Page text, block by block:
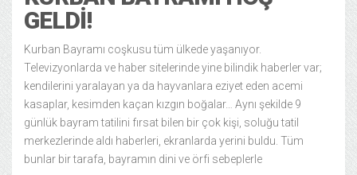
GELDI!
Kurban Bayramı coşkusu tüm ülkede yaşanıyor.
Televizyonlarda ve haber sitelerinde yine bilindik haberler var;
kendilerini yaralayan ya da hayvanlara eziyet eden acemi
kasaplar, kesimden kaçan kızgın boğalar… Aynı şekilde 9
günlük bayram tatilini fırsat bilen bir çok kişi, soluğu tatil
merkezlerinde aldı haberleri, ekranlarda yerini buldu. Tüm
bunlar bir tarafa, bayramın dini ve örfi sebeplerle